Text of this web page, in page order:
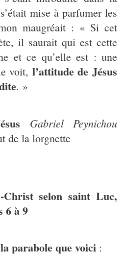
mise à parfumer les
maugréait : « Si cet
il saurait qui est cette
et ce qu’elle est : une
voit, l’attitude de Jésus
. »
Gabriel Peynichou
de la lorgnette
Christ selon saint Luc,
6 à 9
la parabole que voici :